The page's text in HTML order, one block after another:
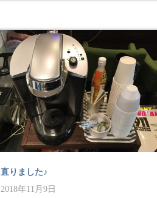
直りました♪
2018年11月9日